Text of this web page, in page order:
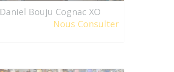
Daniel Bouju Cognac XO
Nous Consulter